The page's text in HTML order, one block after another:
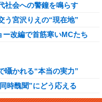
社会への警鐘を鳴らす
う宮沢りえの“現在地”
改編で首筋寒いMCたち
囁かれる“本当の実力”
時醜聞”にどう応える